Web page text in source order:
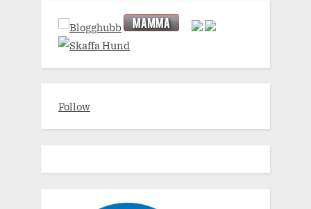
Follow